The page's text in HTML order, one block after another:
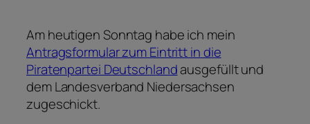
Am heutigen Sonntag habe ich mein
Antragsformular zum Eintritt in die
Piratenpartei Deutschlandausgefüllt und
dem Landesverband Niedersachsen
zugeschickt.